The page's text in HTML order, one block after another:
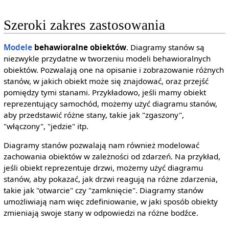
Szeroki zakres zastosowania
Modelebehawioralne obiektów. Diagramy stanów są
niezwykle przydatne w tworzeniu modeli behawioralnych
obiektów. Pozwalają one na opisanie i zobrazowanie różnych
stanów, w jakich obiekt może się znajdować, oraz przejść
pomiędzy tymi stanami. Przykładowo, jeśli mamy obiekt
reprezentujący samochód, możemy użyć diagramu stanów,
aby przedstawić różne stany, takie jak "zgaszony",
"włączony", "jedzie" itp.
Diagramy stanów pozwalają nam również modelować
zachowania obiektów w zależności od zdarzeń. Na przykład,
jeśli obiekt reprezentuje drzwi, możemy użyć diagramu
stanów, aby pokazać, jak drzwi reagują na różne zdarzenia,
takie jak "otwarcie" czy "zamknięcie". Diagramy stanów
umożliwiają nam więc zdefiniowanie, w jaki sposób obiekty
zmieniają swoje stany w odpowiedzi na różne bodźce.